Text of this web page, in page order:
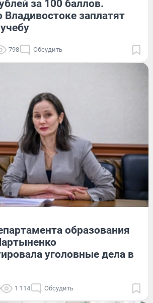
за 100 баллов.
заплатят
798 Обсудить
образования
уголовные дела в
1 114 Обсудить